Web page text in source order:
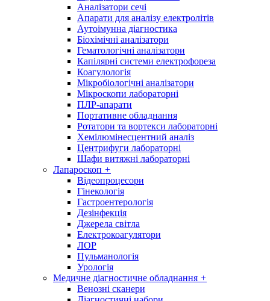
Аналізатори сечі
Апарати для аналізу електролітів
Аутоімунна діагностика
Біохімічні аналізатори
Гематологічні аналізатори
Капілярні системи електрофореза
Коагулологія
Мікробіологічні аналізатори
Мікроскопи лабораторні
ПЛР-апарати
Портативне обладнання
Ротатори та вортекси лабораторні
Хемілюмінесцентний аналіз
Центрифуги лабораторні
Шафи витяжні лабораторні
Лапароскоп +
Відеопроцесори
Гінекологія
Гастроентерологія
Дезінфекція
Джерела світла
Електрокоагулятори
ЛОР
Пульманологія
Урологія
Медичне діагностичне обладнання +
Венозні сканери